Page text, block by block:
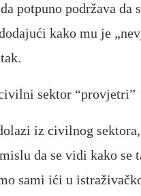
potpuno podržava
kako mu je
sektor “provjetri”
iz civilnog
da se vidi kako
sami ići u